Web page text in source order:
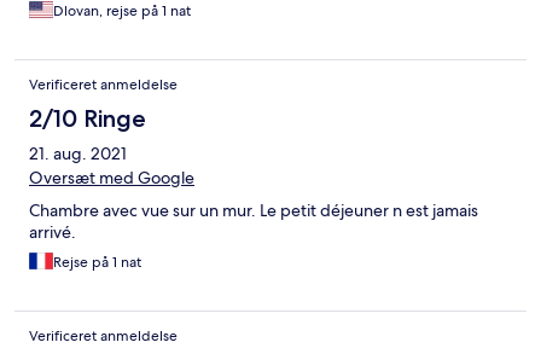
Dlovan, rejse på 1 nat
Verificeret anmeldelse
2/10 Ringe
21. aug. 2021
Oversæt med Google
Chambre avec vue sur un mur. Le petit déjeuner n est jamais
arrivé.
Rejse på 1 nat
Verificeret anmeldelse